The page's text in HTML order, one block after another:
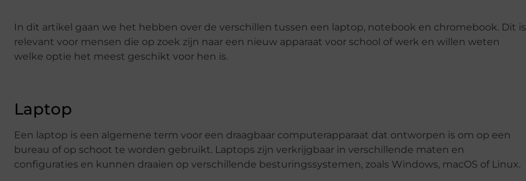
In dit artikel gaan we het hebben over de verschillen tussen een laptop, notebook en chromebook. Dit is
relevant voor mensen die op zoek zijn naar een nieuw apparaat voor school of werk en willen weten
welke optie het meest geschikt voor hen is.
Laptop
Een laptop is een algemene term voor een draagbaar computerapparaat dat ontworpen is om op een
bureau of op schoot te worden gebruikt. Laptops zijn verkrijgbaar in verschillende maten en
configuraties en kunnen draaien op verschillende besturingssystemen, zoals Windows, macOS of Linux.